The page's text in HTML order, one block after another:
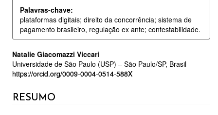
Palavras-chave:
plataformas digitais; direito da concorrência; sistema de
pagamento brasileiro, regulação ex ante; contestabilidade.
CONTEÚDO
DO
ARTIGO
PRINCIPAL
Natalie Giacomazzi Viccari
Universidade de São Paulo (USP) – São Paulo/SP, Brasil
https://orcid.org/0009-0004-0514-588X
RESUMO